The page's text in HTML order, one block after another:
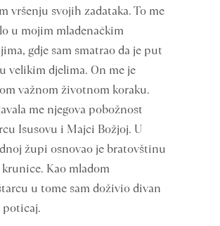
vršenju svojih zadataka. To me
u mojim mladenačkim
gdje sam smatrao da je put
velikim djelima. On me je
važnom životnom koraku.
me njegova pobožnost
Isusovu i Majci Božjoj. U
župi osnovao je bratovštinu
Kao mladom
u tome sam doživio divan